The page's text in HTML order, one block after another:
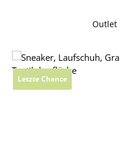
Outlet
Bildergalerie überspringen
Letzte Chance